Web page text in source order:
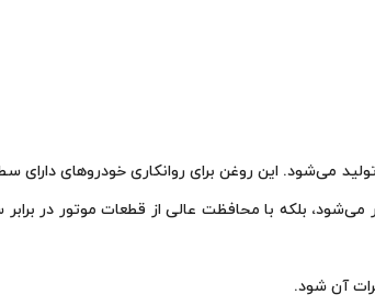
بلکه با محافظت عالی از قطعات موتور در